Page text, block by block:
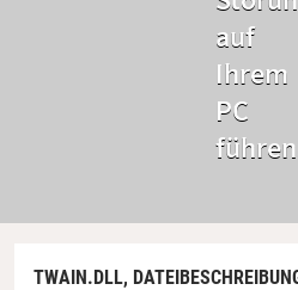
auf
Ihrem
PC
TWAIN.DLL,